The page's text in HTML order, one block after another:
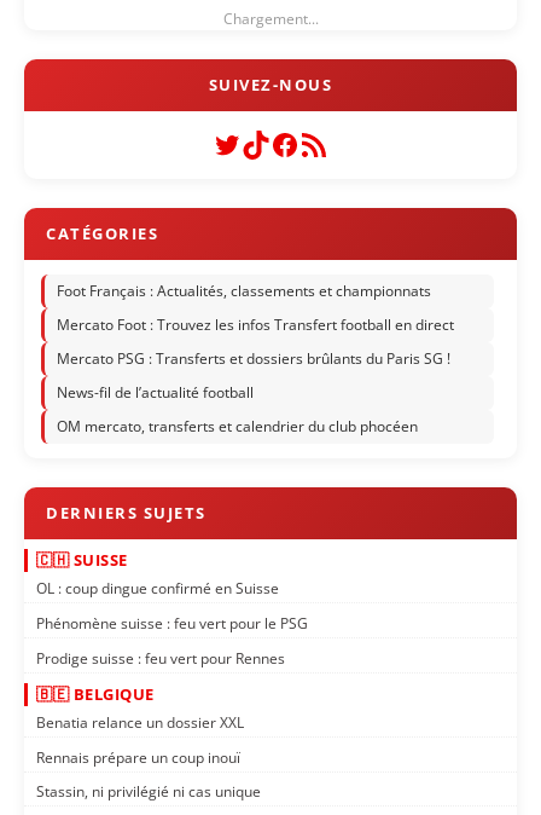
Chargement...
Twitter
TikTok
Facebook
Flux RSS
Foot Français : Actualités, classements et championnats
Mercato Foot : Trouvez les infos Transfert football en direct
Mercato PSG : Transferts et dossiers brûlants du Paris SG !
News-fil de l’actualité football
OM mercato, transferts et calendrier du club phocéen
🇨🇭 SUISSE
OL : coup dingue confirmé en Suisse
Phénomène suisse : feu vert pour le PSG
Prodige suisse : feu vert pour Rennes
🇧🇪 BELGIQUE
Benatia relance un dossier XXL
Rennais prépare un coup inouï
Stassin, ni privilégié ni cas unique